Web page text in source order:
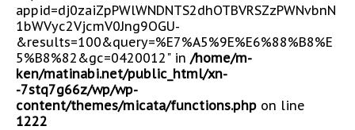
appid=dj0zaiZpPWlWNDNTS2dhOTBVRSZzPWNvbnN
1bWVyc2VjcmV0Jng9OGU-
&results=100&query=%E7%A5%9E%E6%88%B8%E
5%B8%82&gc=0420012" in /home/m-
ken/matinabi.net/public_html/xn-
-7stq7g66z/wp/wp-
content/themes/micata/functions.php on line
1222